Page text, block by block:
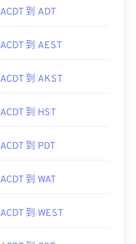
ACDT 到 ADT
ACDT 到 AEST
ACDT 到 AKST
ACDT 到 HST
ACDT 到 PDT
ACDT 到 WAT
ACDT 到 WEST